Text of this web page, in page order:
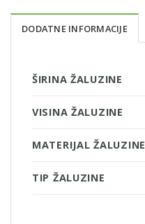
DODATNE INFORMACIJE
ŠIRINA ŽALUZINE
VISINA ŽALUZINE
MATERIJAL ŽALUZINE
TIP ŽALUZINE